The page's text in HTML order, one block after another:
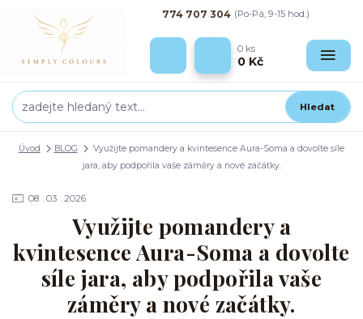
Hledat
774 707 304 (Po-Pá, 9-15 hod.)
0 ks
0 Kč
Úvod BLOG
Využijte pomandery a kvintesence Aura-Soma a dovolte síle
jara, aby podpořila vaše záměry a nové začátky.
08 03 2026
Využijte pomandery a
kvintesence Aura-Soma a dovolte
síle jara, aby podpořila vaše
záměry a nové začátky.